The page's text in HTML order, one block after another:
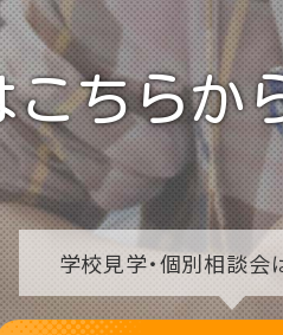
こちらか
学校見学・個別相談会